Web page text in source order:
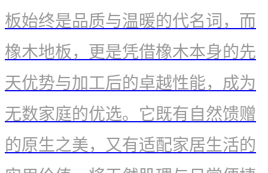
板始终是品质与温暖的代名词，而
橡木地板，更是凭借橡木本身的先
天优势与加工后的卓越性能，成为
无数家庭的优选。它既有自然馈赠
的原生之美，又有适配家居生活的